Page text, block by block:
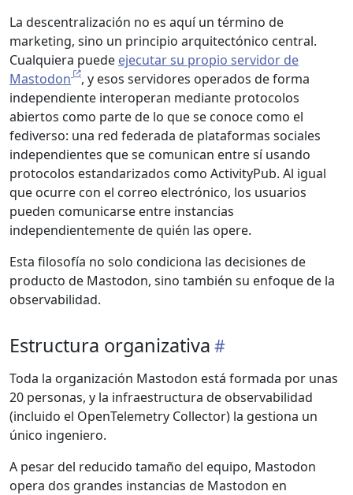
La descentralización no es aquí un término de
marketing, sino un principio arquitectónico central.
Cualquiera puede ejecutar su propio servidor de
Mastodon
, y esos servidores operados de forma
independiente interoperan mediante protocolos
abiertos como parte de lo que se conoce como el
fediverso: una red federada de plataformas sociales
independientes que se comunican entre sí usando
protocolos estandarizados como ActivityPub. Al igual
que ocurre con el correo electrónico, los usuarios
pueden comunicarse entre instancias
independientemente de quién las opere.
Esta filosofía no solo condiciona las decisiones de
producto de Mastodon, sino también su enfoque de la
observabilidad.
Estructura organizativa
Toda la organización Mastodon está formada por unas
20 personas, y la infraestructura de observabilidad
(incluido el OpenTelemetry Collector) la gestiona un
único ingeniero.
A pesar del reducido tamaño del equipo, Mastodon
opera dos grandes instancias de Mastodon en